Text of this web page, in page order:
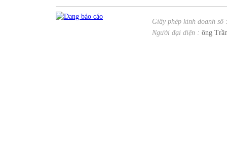
Giấy phép kinh doanh số
Người đại diện : ông